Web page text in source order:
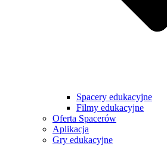
Spacery edukacyjne
Filmy edukacyjne
Oferta Spacerów
Aplikacja
Gry edukacyjne